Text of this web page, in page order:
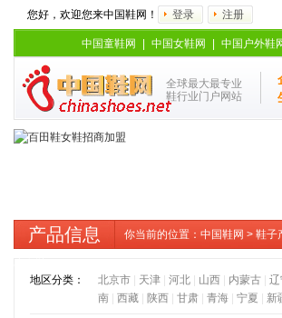
您好，欢迎您来中国鞋网！ 登录 注册
中国童鞋网 中国女鞋网 中国户外鞋
全球最大最专业
鞋行业门户网站
产品信息 你当前的位置： 中国鞋网 > 鞋子
地区分类：
北京市| 天津| 河北| 山西| 内蒙古| 辽
南| 西藏| 陕西| 甘肃| 青海| 宁夏 新